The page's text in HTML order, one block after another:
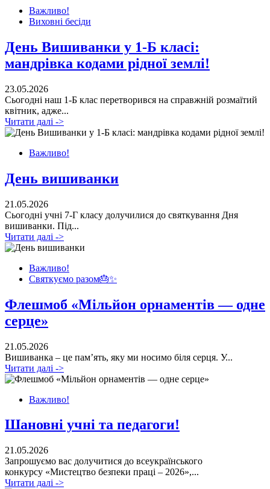
Важливо!
Виховні бесіди
День Вишиванки у 1-Б класі:
мандрівка кодами рідної землі!
23.05.2026
Сьогодні наш 1-Б клас перетворився на справжній розмаїтий
квітник, адже...
Читати далі ->
Важливо!
День вишиванки
21.05.2026
Сьогодні учні 7-Г класу долучилися до святкування Дня
вишиванки. Під...
Читати далі ->
Важливо!
Святкуємо разом🎂✨
Флешмоб «Мільйон орнаментів — одне
серце»
21.05.2026
Вишиванка – це пам’ять, яку ми носимо біля серця. У...
Читати далі ->
Важливо!
Шановні учні та педагоги!
21.05.2026
Запрошуємо вас долучитися до всеукраїнського
конкурсу «Мистецтво безпеки праці – 2026»,...
Читати далі ->